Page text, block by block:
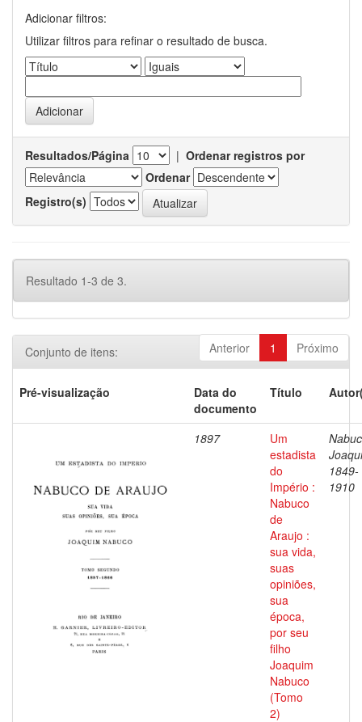
Adicionar filtros:
Utilizar filtros para refinar o resultado de busca.
Resultados/Página | Ordenar registros por
Ordenar
Registro(s)
Resultado 1-3 de 3.
Anterior 1 Próximo
Conjunto de itens:
Pré-visualização
Data do
documento
Título
1897
Um
estadista
do
Império :
Nabuco
de
Araujo :
sua vida,
suas
opiniões,
sua
época,
por seu
filho
Joaquim
Nabuco
(Tomo
2)
1849-
1910